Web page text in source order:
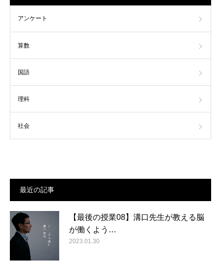
アンケート
算数
国語
理科
社会
最近の記事
【最後の授業08】溝口先生が教える脳
が働くよう…
2023.01.30